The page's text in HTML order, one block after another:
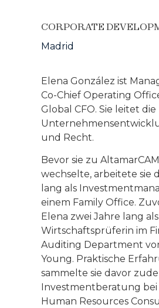
CORPORATE
Madrid
Elena González ist
Co-Chief Operating
Global CFO. Sie leitet
und Recht.
Bevor sie zu
wechselte, arbeitete sie
lang als
einem Family Office.
Elena zwei Jahre lang als
Wirtschaftsprüferin im
Auditing Department
Young. Praktische
sammelte sie davor
Investmentberatung
Human Resources